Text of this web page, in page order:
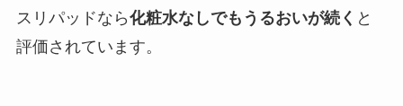
スリパッドなら化粧水なしでもうるおいが続く と
評価されています。